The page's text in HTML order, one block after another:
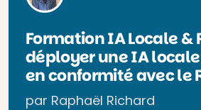
Formation IA Locale &
déployer une IA
en conformité avec le
par Raphaël Richard